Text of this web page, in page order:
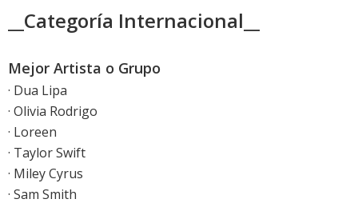
__Categoría Internacional__
Mejor Artista o Grupo
· Dua Lipa
· Olivia Rodrigo
· Loreen
· Taylor Swift
· Miley Cyrus
· Sam Smith